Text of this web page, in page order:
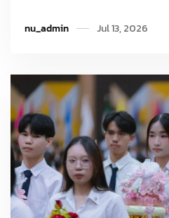
nu_admin Jul 13, 2026